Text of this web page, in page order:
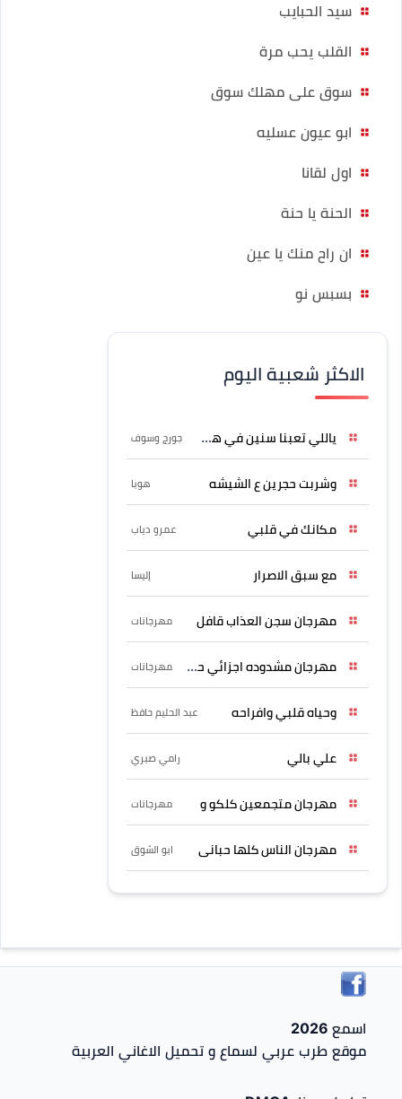
سيد الحبايب
القلب يحب مرة
سوق على مهلك سوق
ابو عيون عسليه
اول لقانا
الحنة يا حنة
ان راح منك يا عين
بسبس نو
الاكثر شعبية اليوم
ياللي تعبنا سنين في هواه جورج وسوف
وشربت حجرين ع الشيشه هوبا
مكانك في قلبي عمرو دياب
مع سبق الاصرار إليسا
مهرجان سجن العذاب قافل مهرجانات
مهرجان مشدوده اجزائي حربونى مهرجانات
وحياه قلبي وافراحه عبد الحليم حافظ
علي بالي رامي صبري
مهرجان متجمعين كلكو و مهرجانات
مهرجان الناس كلها حبانى ابو الشوق
اسمع 2026
موقع طرب عربي لسماع و تحميل الاغاني العربية